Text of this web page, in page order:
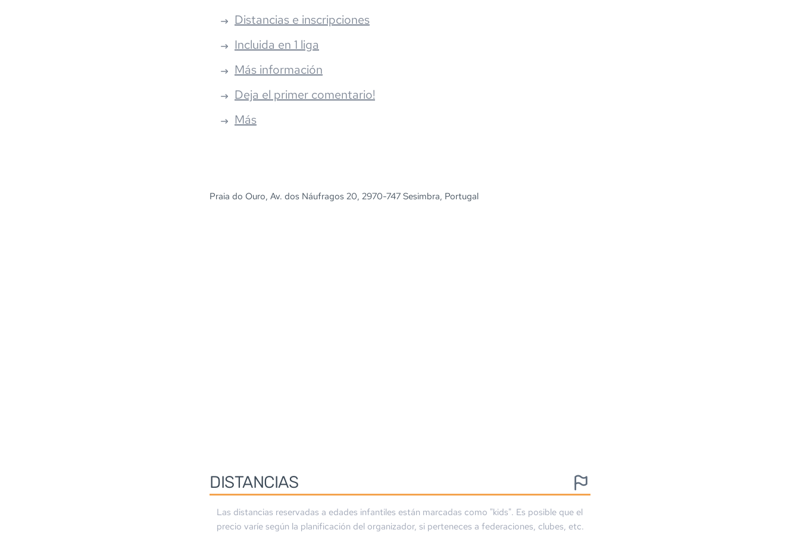
Distancias e inscripciones
Incluida en 1 liga
Más información
Deja el primer comentario!
Más
Praia do Ouro, Av. dos Náufragos 20, 2970-747 Sesimbra, Portugal
DISTANCIAS
Las distancias reservadas a edades infantiles están marcadas como "kids". Es posible que el
precio varíe según la planificación del organizador, si perteneces a federaciones, clubes, etc.